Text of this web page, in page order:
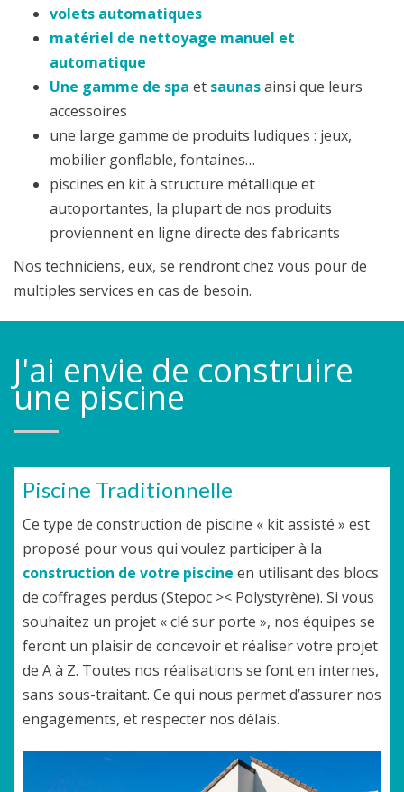
volets automatiques
matériel de nettoyage manuel et
automatique
Une gamme de spa et saunasainsi que leurs
accessoires
une large gamme de produits ludiques : jeux,
mobilier gonflable, fontaines…
piscines en kit à structure métallique et
autoportantes, la plupart de nos produits
proviennent en ligne directe des fabricants
Nos techniciens, eux, se rendront chez vous pour de
multiples services en cas de besoin.
J'ai envie de construire
une piscine
Piscine Traditionnelle
Ce type de construction de piscine « kit assisté » est
proposé pour vous qui voulez participer à la
construction de votre piscine en utilisant des blocs
de coffrages perdus (Stepoc >< Polystyrène). Si vous
souhaitez un projet « clé sur porte », nos équipes se
feront un plaisir de concevoir et réaliser votre projet
de A à Z. Toutes nos réalisations se font en internes,
sans sous-traitant. Ce qui nous permet d’assurer nos
engagements, et respecter nos délais.